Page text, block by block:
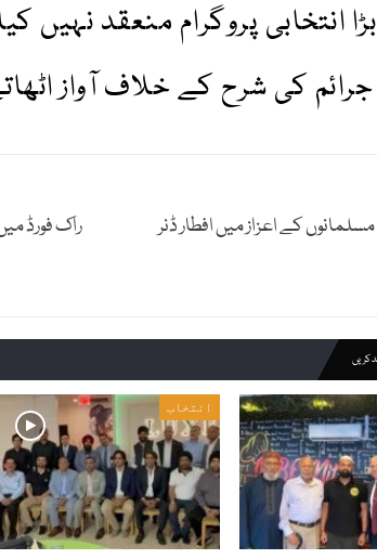
انتخابی پروگرام منعقد نہیں
کی شرح کے خلاف آواز
کے اعزاز میں افطار ڈنر
کریں
انتخاب